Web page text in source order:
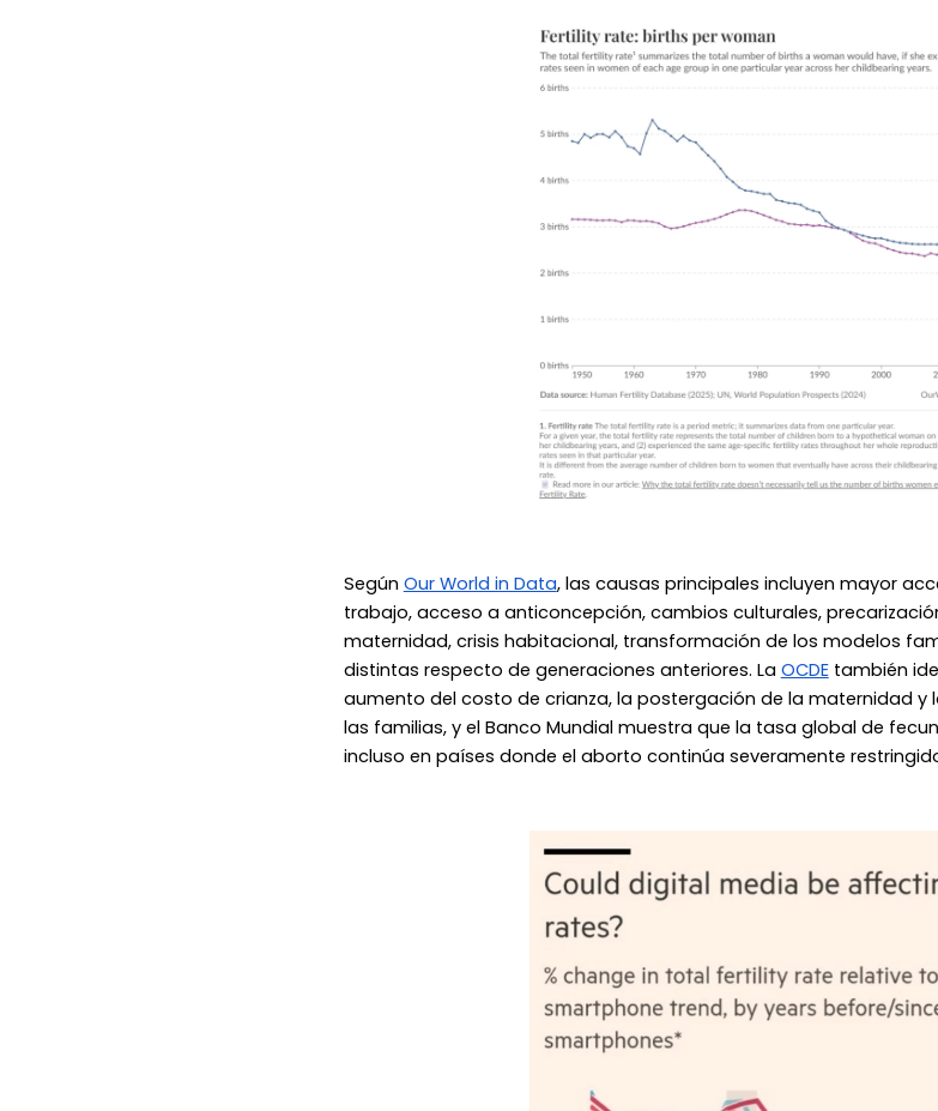
Según Our World in Data, las causas principales incluyen mayor
trabajo, acceso a anticoncepción, cambios culturales,
maternidad, crisis habitacional, transformación de los modelos
distintas respecto de generaciones anteriores. La OCDEtambién
aumento del costo de crianza, la postergación de la maternidad
las familias, y el Banco Mundial muestra que la tasa global de
incluso en países donde el aborto continúa severamente